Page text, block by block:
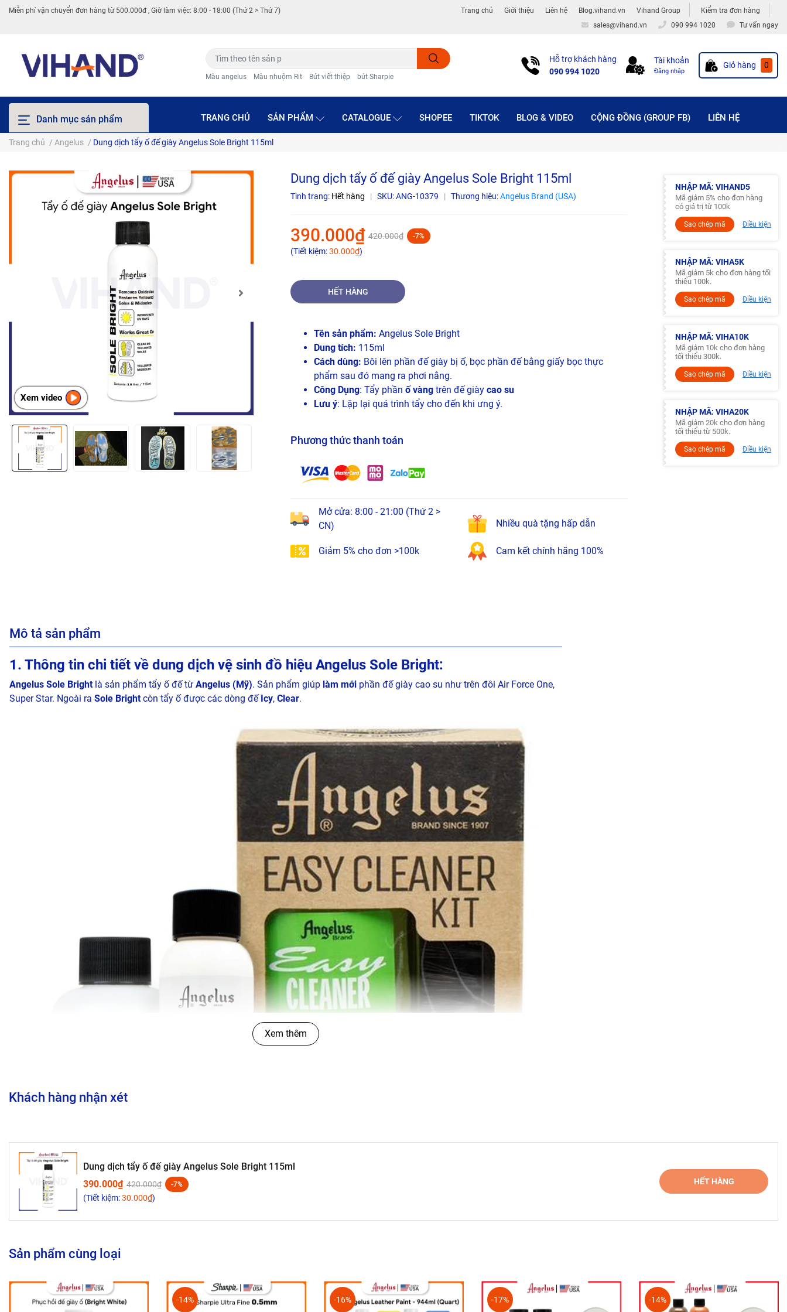
Miễn phí vận chuyển đơn hàng từ 500.000đ , Giờ làm việc: 8:00 - 18:00 (Thứ 2 > Thứ 7) Trang chủ Giới thiệu Liên hệ Blog.vihand.vn Vihand Group
Kiểm tra đơn hàng
sales@vihand.vn
090 994 1020 Tư vấn ngay
Màu angelus Màu nhuộm Rit Bút viết thiệp bút Sharpie
Hỗ trợ khách hàng
090 994 1020
Tài khoản
Đăng nhập
Giỏ hàng 0
Danh mục sản phẩm TRANG CHỦ SẢN PHẨM CATALOGUE SHOPEE TIKTOK BLOG & VIDEO CỘNG ĐỒNG (GROUP FB) LIÊN HỆ
Trang chủ / Angelus / Dung dịch tẩy ố đế giày Angelus Sole Bright 115ml
Xem video
Dung dịch tẩy ố đế giày Angelus Sole Bright 115ml
Tình trạng: Hết hàng | SKU:ANG-10379 | Thương hiệu:Angelus Brand (USA)
390.000₫ 420.000₫ -7%
(Tiết kiệm:30.000₫)
HẾT HÀNG
Tên sản phẩm: Angelus Sole Bright
Dung tích: 115ml
Cách dùng: Bôi lên phần đế giày bị ố, bọc phần đế bằng giấy bọc thực
phẩm sau đó mang ra phơi nắng.
Công Dụng: Tẩy phần ố vàng trên đế giày cao su
Lưu ý: Lặp lại quá trình tẩy cho đến khi ưng ý.
Phương thức thanh toán
Mở cửa: 8:00 - 21:00 (Thứ 2 >
CN)
Nhiều quà tặng hấp dẫn
Giảm 5% cho đơn >100k Cam kết chính hãng 100%
NHẬP MÃ: VIHAND5
Mã giảm 5% cho đơn hàng
có giá trị từ 100k
Sao chép mã Điều kiện
NHẬP MÃ: VIHA5K
Mã giảm 5k cho đơn hàng tối
thiểu 100k.
Sao chép mã Điều kiện
NHẬP MÃ: VIHA10K
Mã giảm 10k cho đơn hàng
tối thiểu 300k.
Sao chép mã Điều kiện
NHẬP MÃ: VIHA20K
Mã giảm 20k cho đơn hàng
tối thiểu từ 500k.
Sao chép mã Điều kiện
Mô tả sản phẩm
1. Thông tin chi tiết về dung dịch vệ sinh đồ hiệu Angelus Sole Bright:
Angelus Sole Bright là sản phẩm tẩy ố đế từ Angelus (Mỹ). Sản phẩm giúp làm mới phần đế giày cao su như trên đôi Air Force One,
Super Star. Ngoài ra Sole Brightcòn tẩy ố được các dòng đếIcy, Clear.
2. Angelus – Thương hiệu nổi tiếng dành cho chăm sóc và cá nhân hóa giày trên Thế
giới
Xem thêm
Khách hàng nhận xét
Dung dịch tẩy ố đế giày Angelus Sole Bright 115ml
390.000₫ 420.000₫ -7%
(Tiết kiệm:30.000₫)
HẾT HÀNG
Sản phẩm cùng loại
-14% -16% -17% -14%